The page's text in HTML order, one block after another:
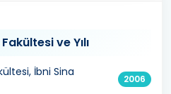
ve Yılı
İbni Sina
2006